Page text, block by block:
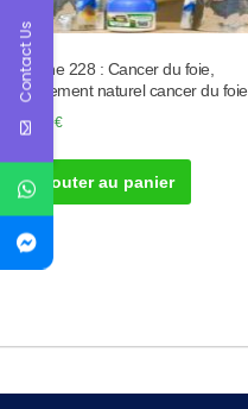
Tisane 228 : Cancer du foie,
Traitement naturel cancer du foie
50.00€
Ajouter au panier
Contact Us